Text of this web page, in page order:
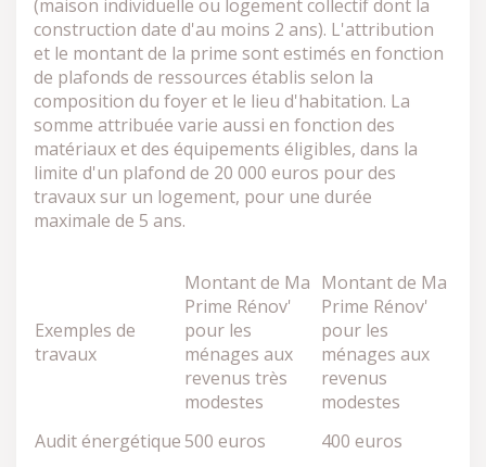
(maison individuelle ou logement collectif dont la
construction date d'au moins 2 ans). L'attribution
et le montant de la prime sont estimés en fonction
de plafonds de ressources établis selon la
composition du foyer et le lieu d'habitation. La
somme attribuée varie aussi en fonction des
matériaux et des équipements éligibles, dans la
limite d'un plafond de 20 000 euros pour des
travaux sur un logement, pour une durée
maximale de 5 ans.
Exemples de
travaux
Montant de Ma
Prime Rénov'
pour les
ménages aux
revenus très
modestes
Montant de Ma
Prime Rénov'
pour les
ménages aux
revenus
modestes
Audit énergétique 500 euros
400 euros